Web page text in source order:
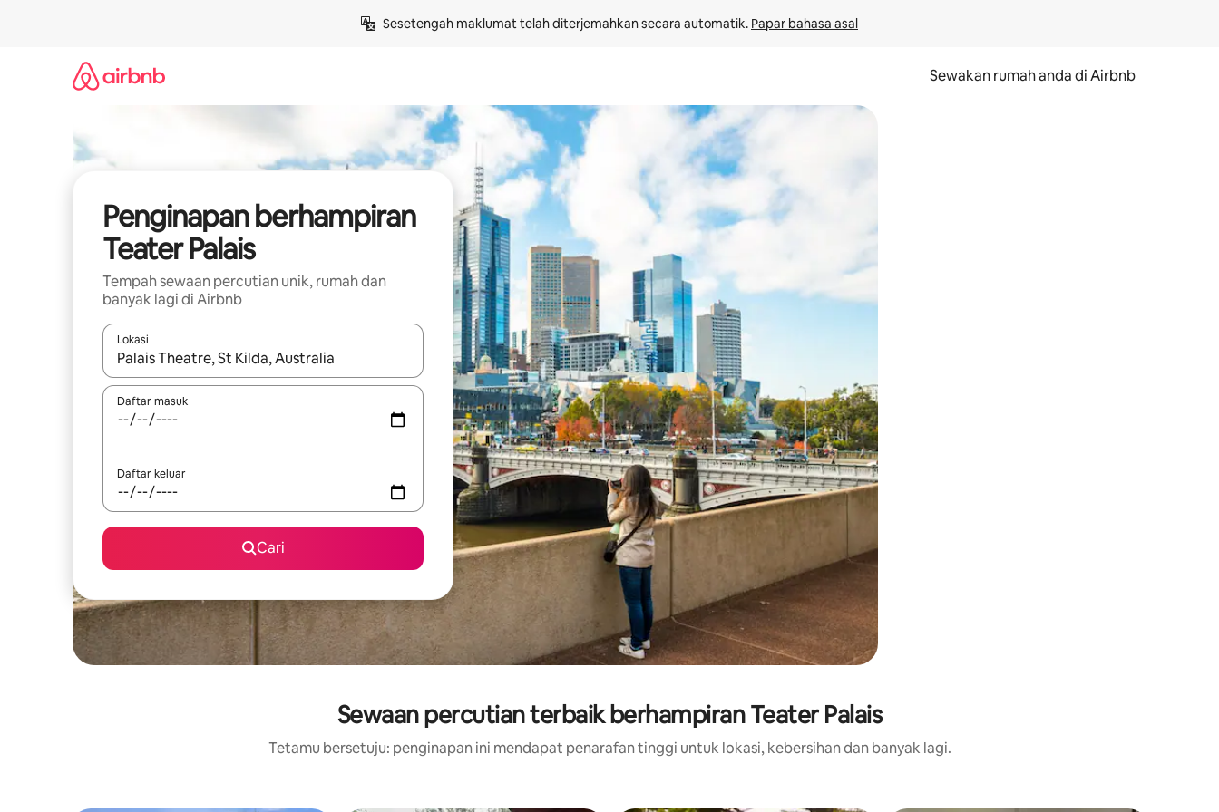
Sesetengah maklumat telah diterjemahkan secara automatik. Papar bahasa asal
Sewakan rumah anda di Airbnb
Penginapan berhampiran
Teater Palais
Tempah sewaan percutian unik, rumah dan
banyak lagi di Airbnb
Lokasi
Apabila hasil tersedia, navigasi dengan kekunci anak panah atas dan bawah atau teroka dengan sentuhan atau gerak leret.
Daftar masuk
Daftar keluar
Cari
Sewaan percutian terbaik berhampiran Teater Palais
Tetamu bersetuju: penginapan ini mendapat penarafan tinggi untuk lokasi, kebersihan dan banyak lagi.